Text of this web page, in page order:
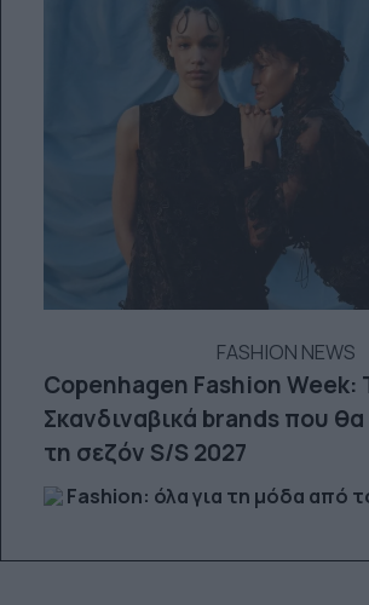
FASHION NEWS
Copenhagen Fashion Week:
Σκανδιναβικά brands που
τη σεζόν S/S 2027
Fashion: όλα για τη μόδα από